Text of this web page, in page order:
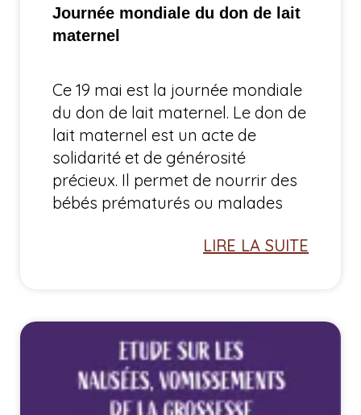
Journée mondiale du don de lait
maternel
Ce 19 mai est la journée mondiale
du don de lait maternel. Le don de
lait maternel est un acte de
solidarité et de générosité
précieux. Il permet de nourrir des
bébés prématurés ou malades
LIRE LA SUITE